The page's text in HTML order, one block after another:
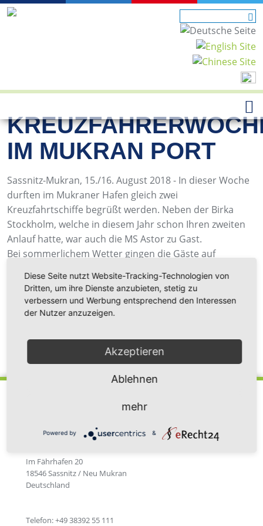
IM MUKRAN PORT
Sassnitz-Mukran, 15./16. August 2018 - In dieser Woche
durften im Mukraner Hafen gleich zwei
Kreuzfahrtschiffe begrüßt werden. Neben der Birka
Stockholm, welche in diesem Jahr schon Ihren zweiten
Anlauf hatte, war auch die MS Astor zu Gast.
Bei sommerlichem Wetter gingen die Gäste auf
Stralsund.
Zurück zur Newsübersicht
Im Fährhafen 20
18546 Sassnitz / Neu Mukran
Deutschland
Telefon: +49 38392 55 111
Diese Seite nutzt Website-Tracking-Technologien von
Dritten, um ihre Dienste anzubieten, stetig zu
verbessern und Werbung entsprechend den Interessen
der Nutzer anzuzeigen.
Akzeptieren
Ablehnen
mehr
Powered by &